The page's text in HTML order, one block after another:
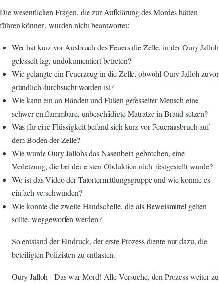
Die wesentlichen Fragen, die zur Aufklärung des Mordes hätten
führen können, wurden nicht beantwortet:
Wer hat kurz vor Ausbruch des Feuers die Zelle, in der Oury Jalloh
gefesselt lag, undokumentiert betreten?
Wie gelangte ein Feuerzeug in die Zelle, obwohl Oury Jalloh zuvor
gründlich durch­sucht worden ist?
Wie kann ein an Händen und Füßen gefesselter Mensch eine
schwer entflamm­bare, unbeschädigte Matratze in Brand setzen?
Was für eine Flüssigkeit befand sich kurz vor Feuerausbruch auf
dem Boden der Zelle?
Wie wurde Oury Jallohs das Nasenbein gebrochen, eine
Verletzung, die bei der ersten Obduktion nicht festgestellt wurde?
Wo ist das Video der Tatortermittlungsgruppe und wie konnte es
einfach verschwinden?
Wie konnte die zweite Handschelle, die als Beweismittel gelten
sollte, weggeworfen werden?
So entstand der Eindruck, der erste Prozess diente nur dazu, die
beteiligten Polizisten zu entlasten.
Oury Jalloh - Das war Mord! Alle Versuche, den Prozess weiter zu